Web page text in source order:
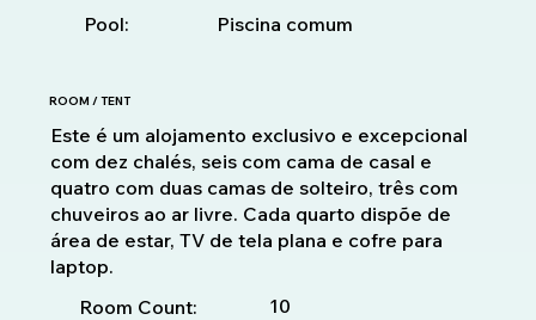
Pool:
Piscina comum
ROOM / TENT
Este é um alojamento exclusivo e excepcional
com dez chalés, seis com cama de casal e
quatro com duas camas de solteiro, três com
chuveiros ao ar livre. Cada quarto dispõe de
área de estar, TV de tela plana e cofre para
laptop.
Room Count:
10